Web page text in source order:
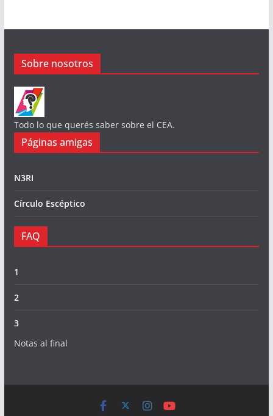
Sobre nosotros
Todo lo que querés saber sobre el CEA.
Páginas amigas
N3RI
Círculo Escéptico
FAQ
1
2
3
Notas al final